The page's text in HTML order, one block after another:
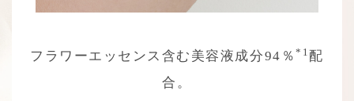
フラワーエッセンス含む美容液成分94％*1配
合。